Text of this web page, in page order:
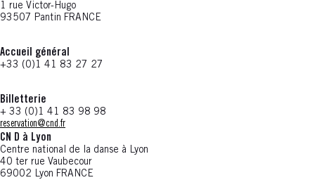
1 rue Victor-Hugo
93507 Pantin FRANCE
Accueil général
+33 (0)1 41 83 27 27
Billetterie
+ 33 (0)1 41 83 98 98
reservation@cnd.fr
CN D à Lyon
Centre national de la danse à Lyon
40 ter rue Vaubecour
69002 Lyon FRANCE